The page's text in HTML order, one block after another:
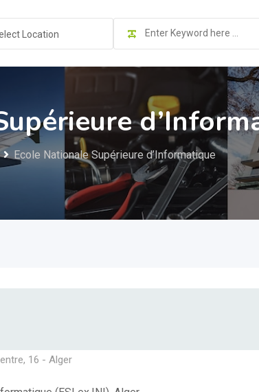
Location
Ecole Nationale Supérieure d’Informatique
, 16 - Alger